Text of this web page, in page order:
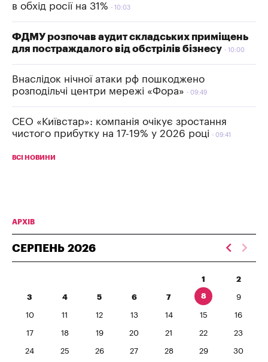
в обхід росії на 31%
10:03
ФДМУ розпочав аудит складських приміщень
для постраждалого від обстрілів бізнесу
10:00
Внаслідок нічної атаки рф пошкоджено
розподільчі центри мережі «Фора»
09:49
СЕО «Київстар»: компанія очікує зростання
чистого прибутку на 17-19% у 2026 році
09:41
ВСІ НОВИНИ
АРХІВ
СЕРПЕНЬ 2026
1 2
3 4 5 6 7 8 9
10 11 12 13 14 15 16
17 18 19 20 21 22 23
24 25 26 27 28 29 30